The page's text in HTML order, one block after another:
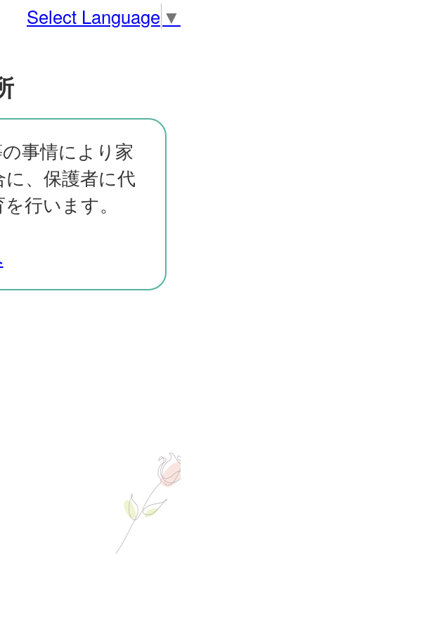
Select Language ▼
事情により家
、保護者に代
行います。